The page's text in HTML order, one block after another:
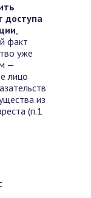
доступа
,
факт
уже
—
лицо
из
(п.1